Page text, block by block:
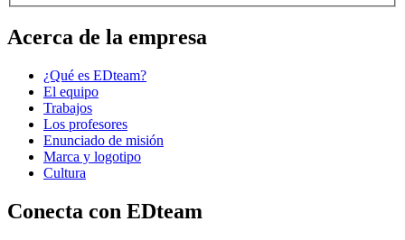
Acerca de la empresa
¿Qué es EDteam?
El equipo
Trabajos
Los profesores
Enunciado de misión
Marca y logotipo
Cultura
Conecta con EDteam